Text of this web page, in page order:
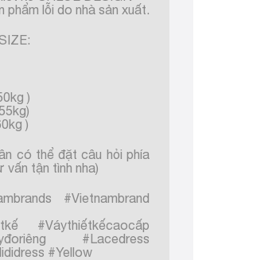
phẩm lỗi do nhà sản xuất.
)
)
có thể đặt câu hỏi phía
tận tình nha)
#Vietnambrand
#Váythiếtkếcaocấp
#Lacedress
#Yellow